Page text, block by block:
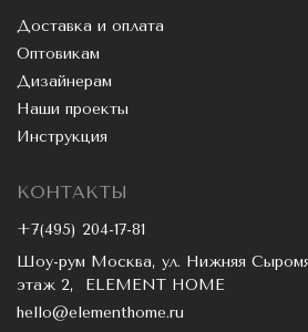
Доставка и оплата
Оптовикам
Дизайнерам
Наши проекты
Инструкция
КОНТАКТЫ
+7(495) 204-17-81
Шоу-рум Москва, ул. Нижняя
этаж 2, ELEMENT HOME
hello@elementhome.ru